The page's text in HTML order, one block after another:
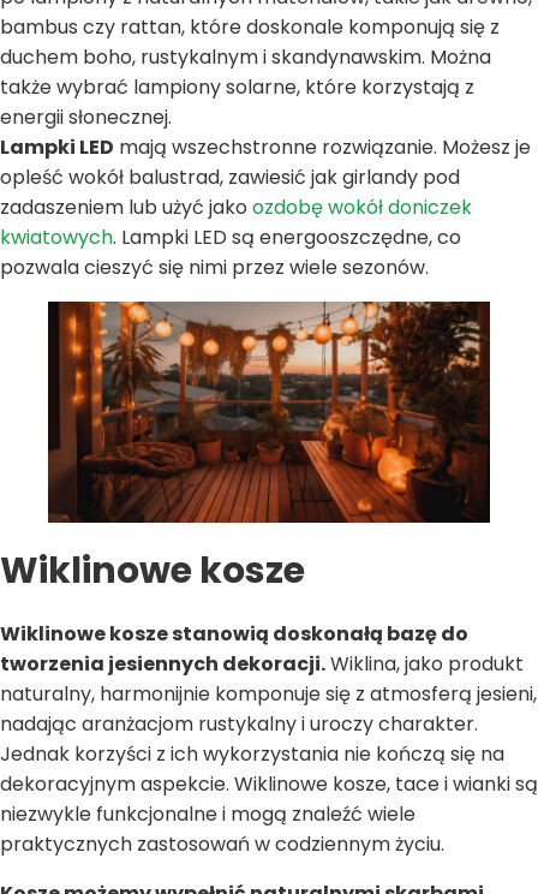
bambus czy rattan, które doskonale komponują się z
duchem boho, rustykalnym i skandynawskim. Można
także wybrać lampiony solarne, które korzystają z
energii słonecznej.
Lampki LED mają wszechstronne rozwiązanie. Możesz je
opleść wokół balustrad, zawiesić jak girlandy pod
zadaszeniem lub użyć jako ozdobę wokół doniczek
kwiatowych. Lampki LED są energooszczędne, co
pozwala cieszyć się nimi przez wiele sezonów.
Wiklinowe kosze
Wiklinowe kosze stanowią doskonałą bazę do
tworzenia jesiennych dekoracji.Wiklina, jako produkt
naturalny, harmonijnie komponuje się z atmosferą jesieni,
nadając aranżacjom rustykalny i uroczy charakter.
Jednak korzyści z ich wykorzystania nie kończą się na
dekoracyjnym aspekcie. Wiklinowe kosze, tace i wianki są
niezwykle funkcjonalne i mogą znaleźć wiele
praktycznych zastosowań w codziennym życiu.